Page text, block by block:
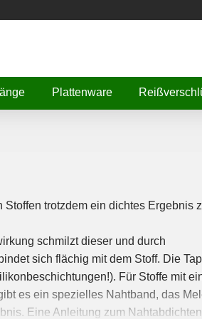
Plattenware
trotzdem ein dichtes Ergebnis
schmilzt dieser und durch
sich flächig mit dem Stoff. Die
Für Stoffe mit
es ein spezielles Nahtband, das
Eine Anleitung zum